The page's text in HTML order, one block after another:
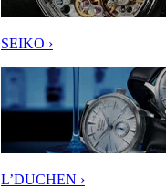
SEIKO ›
L’DUCHEN ›